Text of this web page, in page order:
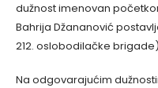
dužnost imenovan
Bahrija Džananović
212. oslobodilačke
Na odgovarajućim